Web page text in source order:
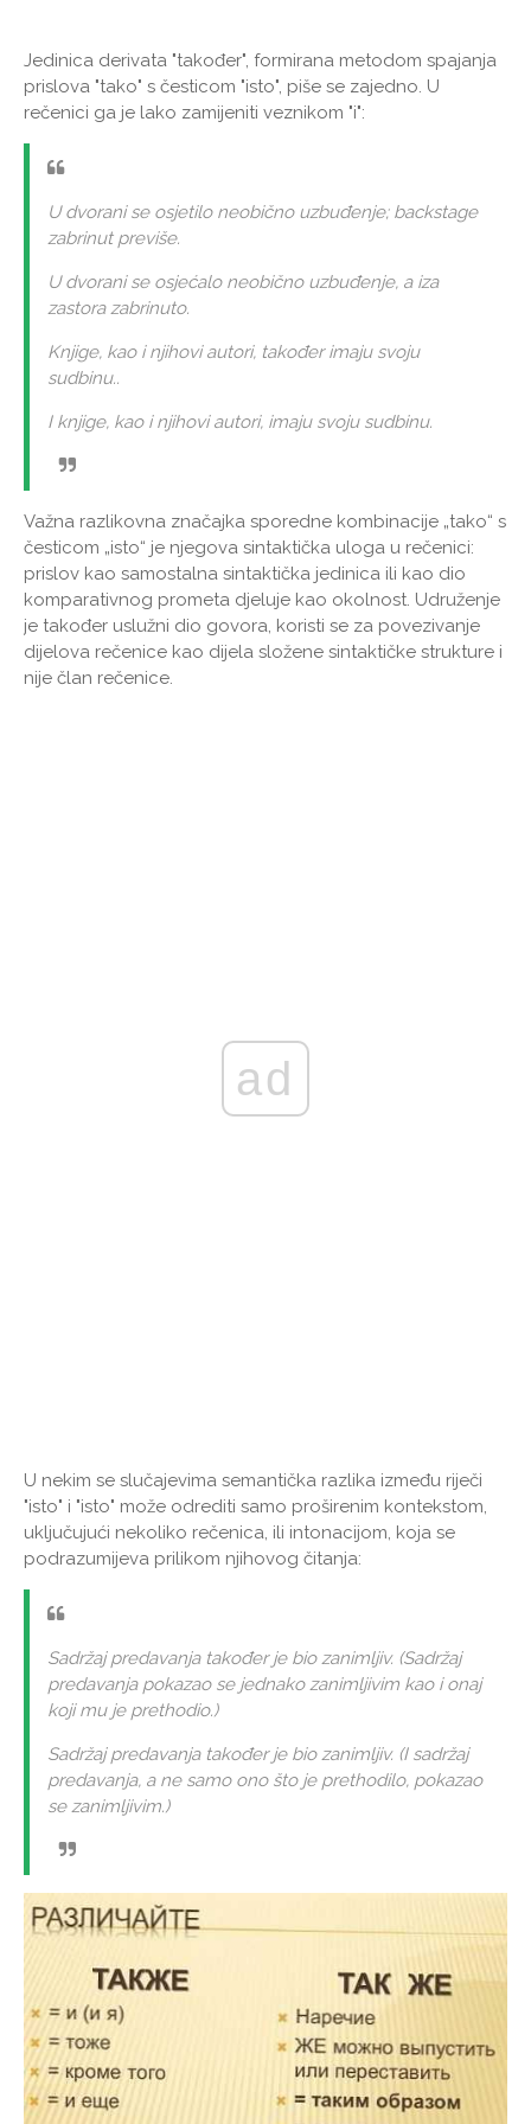
Jedinica derivata "također", formirana metodom spajanja
prislova "tako" s česticom "isto", piše se zajedno. U
rečenici ga je lako zamijeniti veznikom "i":
U dvorani se osjetilo neobično uzbuđenje; backstage
zabrinut previše.
U dvorani se osjećalo neobično uzbuđenje, a iza
zastora zabrinuto.
Knjige, kao i njihovi autori, također imaju svoju
sudbinu..
I knjige, kao i njihovi autori, imaju svoju sudbinu.
Važna razlikovna značajka sporedne kombinacije „tako“ s
česticom „isto“ je njegova sintaktička uloga u rečenici:
prislov kao samostalna sintaktička jedinica ili kao dio
komparativnog prometa djeluje kao okolnost. Udruženje
je također uslužni dio govora, koristi se za povezivanje
dijelova rečenice kao dijela složene sintaktičke strukture i
nije član rečenice.
ad
U nekim se slučajevima semantička razlika između riječi
"isto" i "isto" može odrediti samo proširenim kontekstom,
uključujući nekoliko rečenica, ili intonacijom, koja se
podrazumijeva prilikom njihovog čitanja:
Sadržaj predavanja također je bio zanimljiv. (Sadržaj
predavanja pokazao se jednako zanimljivim kao i onaj
koji mu je prethodio.)
Sadržaj predavanja također je bio zanimljiv. (I sadržaj
predavanja, a ne samo ono što je prethodilo, pokazao
se zanimljivim.)